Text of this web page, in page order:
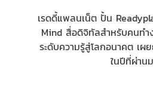
เรดดี้แพลนเน็ต ปั้น
Mind สื่อดิจิทัลสำหรับคนท
ระดับความรู้สู่โลกอนาคต เผ
ในปีที่ผ่าน